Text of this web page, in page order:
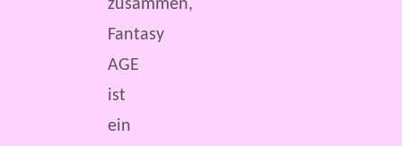
zusammen,
Fantasy
AGE
ist
ein